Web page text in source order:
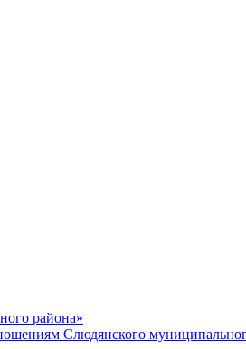
района»
Слюдянского